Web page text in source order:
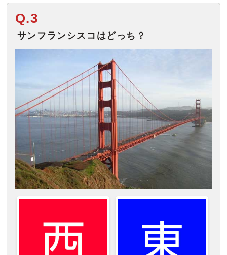
Q.3
サンフランシスコはどっち？